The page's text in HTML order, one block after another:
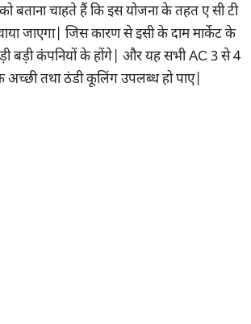
चाहते हैं कि इस योजना के तहत ए सी टी
जाएगा| जिस कारण से इसी के दाम मार्केट के
बड़ी कंपनियों के होंगे| और यह सभी AC 3 से 4
तथा ठंडी कूलिंग उपलब्ध हो पाए|